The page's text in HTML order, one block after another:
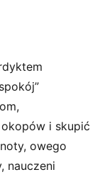
i skupić
owego
nauczeni